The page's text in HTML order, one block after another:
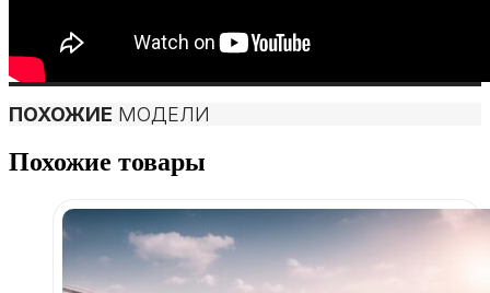
ПОХОЖИЕ МОДЕЛИ
Похожие товары